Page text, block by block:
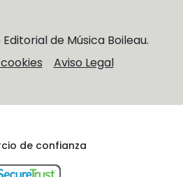
de Música Boileau.
Aviso Legal
de confianza